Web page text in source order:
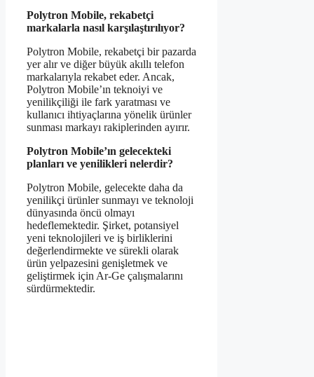
Polytron Mobile, rekabetçi
markalarla nasıl karşılaştırılıyor?
Polytron Mobile, rekabetçi bir pazarda
yer alır ve diğer büyük akıllı telefon
markalarıyla rekabet eder. Ancak,
Polytron Mobile’ın teknoiyi ve
yenilikçiliği ile fark yaratması ve
kullanıcı ihtiyaçlarına yönelik ürünler
sunması markayı rakiplerinden ayırır.
Polytron Mobile’ın gelecekteki
planları ve yenilikleri nelerdir?
Polytron Mobile, gelecekte daha da
yenilikçi ürünler sunmayı ve teknoloji
dünyasında öncü olmayı
hedeflemektedir. Şirket, potansiyel
yeni teknolojileri ve iş birliklerini
değerlendirmekte ve sürekli olarak
ürün yelpazesini genişletmek ve
geliştirmek için Ar-Ge çalışmalarını
sürdürmektedir.